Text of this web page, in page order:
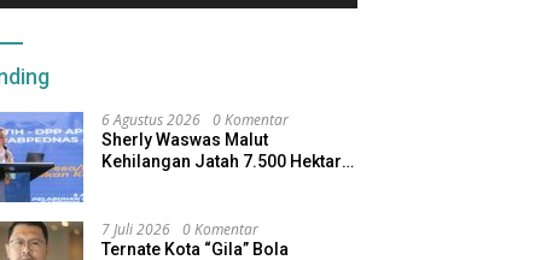
6 Agustus 2026 0 Komentar
Sherly Waswas Malut
Kehilangan Jatah 7.500 Hektare
7 Juli 2026 0 Komentar
Ternate Kota “Gila” Bola